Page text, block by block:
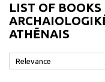
LIST OF BOOKS
ATHĒNAIS
Relevance